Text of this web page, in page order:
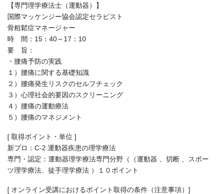
【専門理学療法士（運動器）】
国際マッケンジー協会認定セラピスト
骨粗鬆症マネージャー
時 間：15：40～17：10
要 旨：
・腰痛予防の実践
１）腰痛に関する基礎知識
２）腰痛発生リスクのセルフチェック
３）心理社会的要因のスクリーニング
４）腰痛の運動療法
５）腰痛のマネジメント
[ 取得ポイント・単位 ]
新プロ：C-2 運動器疾患の理学療法
専門・認定：運動器理学療法専門分野（（運動器 、切断 、スポー
ツ理学療法、徒手理学療法 ）１０ポイント
[ オンライン受講におけるポイント取得の条件（注意事項）]